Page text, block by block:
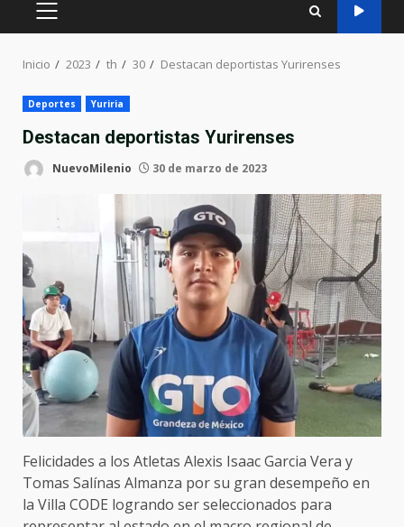
MENÚ
Inicio 2023 th 30 Destacan deportistas Yurirenses
Deportes Yuriria
Destacan deportistas Yurirenses
NuevoMilenio 30 de marzo de 2023
Felicidades a los Atletas Alexis Isaac Garcia Vera y
Tomas Salínas Almanza por su gran desempeño en
la Villa CODE logrando ser seleccionados para